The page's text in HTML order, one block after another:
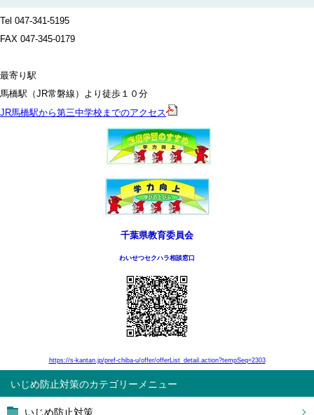
いじめ防止対策
いじめ防止対策
Tel 047-341-5195
FAX 047-345-0179
最寄り駅
馬橋駅（JR常磐線）より徒歩１０分
JR馬橋駅から第三中学校までのアクセス
千葉県教育委員会
わいせつセクハラ相談窓口
https://s-kantan.jp/pref-chiba-u/offer/offerList_detail.action?tempSeq=2303